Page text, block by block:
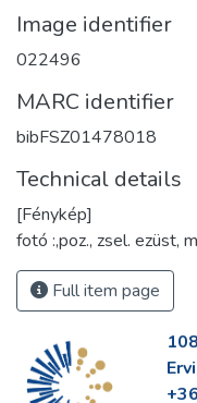
Image identifier
022496
MARC identifier
bibFSZ01478018
Technical details
[Fénykép]
fotó :,poz., zsel. ezüst,
Full item page